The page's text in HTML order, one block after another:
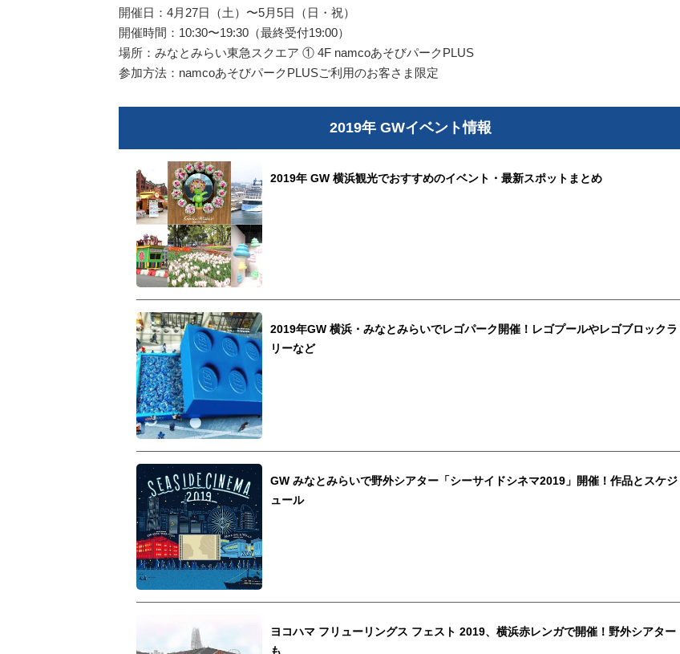
開催日：4月27日（土）〜5月5日（日・祝）
開催時間：10:30〜19:30（最終受付19:00）
場所：みなとみらい東急スクエア ① 4F namcoあそびパークPLUS
参加方法：namcoあそびパークPLUSご利用のお客さま限定
2019年 GWイベント情報
2019年 GW 横浜観光でおすすめのイベント・最新スポットまとめ
2019年GW 横浜・みなとみらいでレゴパーク開催！レゴプールやレゴブロックラ
リーなど
GW みなとみらいで野外シアター「シーサイドシネマ2019」開催！作品とスケジ
ュール
ヨコハマ フリューリングス フェスト 2019、横浜赤レンガで開催！野外シアター
も